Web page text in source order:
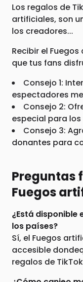
Los regalos de
artificiales, son
los creadores...
Recibir el
que tus fans
Consejo 1:
espectadores
Consejo 2:
especial para
Consejo 3:
donantes para
Preguntas
Fuegos
¿Está disponible
los países?
Sí, el Fuegos
accesible
regalos de